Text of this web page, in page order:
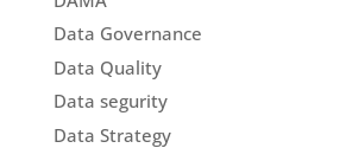
Data Governance
Data Quality
Data segurity
Data Strategy